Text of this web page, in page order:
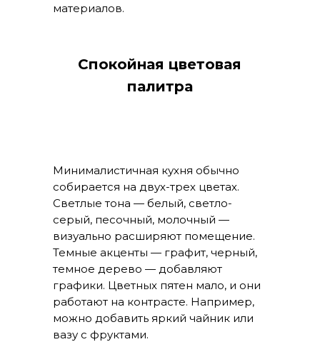
материалов.
Спокойная цветовая
палитра
Минималистичная кухня обычно
собирается на двух-трех цветах.
Светлые тона — белый, светло-
серый, песочный, молочный —
визуально расширяют помещение.
Темные акценты — графит, черный,
темное дерево — добавляют
графики. Цветных пятен мало, и они
работают на контрасте. Например,
можно добавить яркий чайник или
вазу с фруктами.